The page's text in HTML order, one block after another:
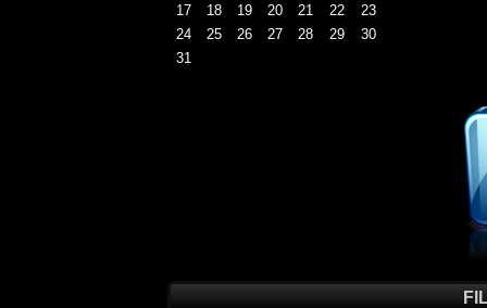
17
18 19 20 21 22
23
24
25 26 27 28 29
30
31